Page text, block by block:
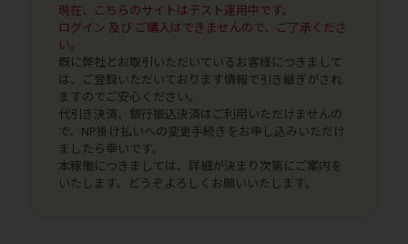
現在、こちらのサイトはテスト運用中です。
ログイン 及び ご購入はできませんので、ご了承くださ
い。
既に弊社とお取引いただいているお客様につきまして
は、ご登録いただいております情報で引き継ぎがされ
ますのでご安心ください。
代引き決済、銀行振込決済はご利用いただけませんの
で、NP掛け払いへの変更手続きをお申し込みいただけ
ましたら幸いです。
本稼働につきましては、詳細が決まり次第にご案内を
いたします。どうぞよろしくお願いいたします。